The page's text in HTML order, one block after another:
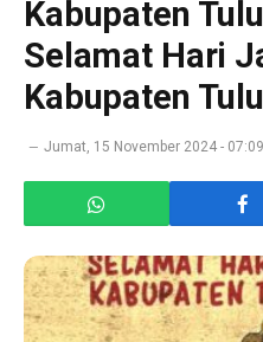
Kabupaten
Selamat Hari
Kabupaten
Jumat, 15 November 2024 -